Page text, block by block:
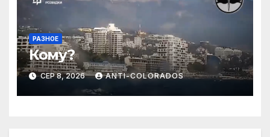
РАЗНОЕ
Кому?
СЕР 8, 2026 ANTI-COLORADOS